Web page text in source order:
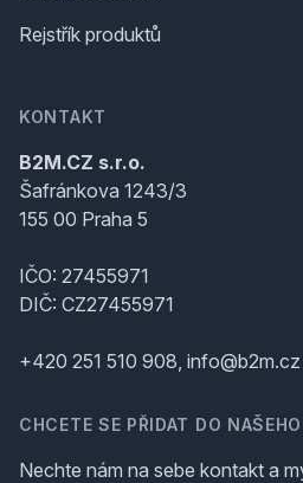
Rejstřík produktů
KONTAKT
B2M.CZ s.r.o.
Šafránkova 1243/3
155 00 Praha 5
IČO: 27455971
DIČ: CZ27455971
+420 251 510 908, info@b2m.cz
CHCETE SE PŘIDAT DO
Nechte nám na sebe kontakt a